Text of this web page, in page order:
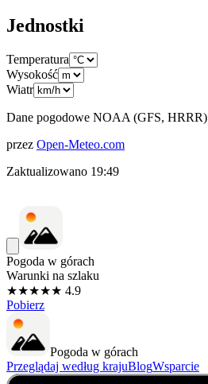
Jednostki
Temperatura
Wysokość
Wiatr
Dane pogodowe NOAA (GFS, HRRR)
przez Open-Meteo.com
Zaktualizowano 19:49
Pogoda w górach
Warunki na szlaku
★★★★★ 4.9
Pobierz
Pogoda w górach
Przeglądaj według krajuBlogWsparcie